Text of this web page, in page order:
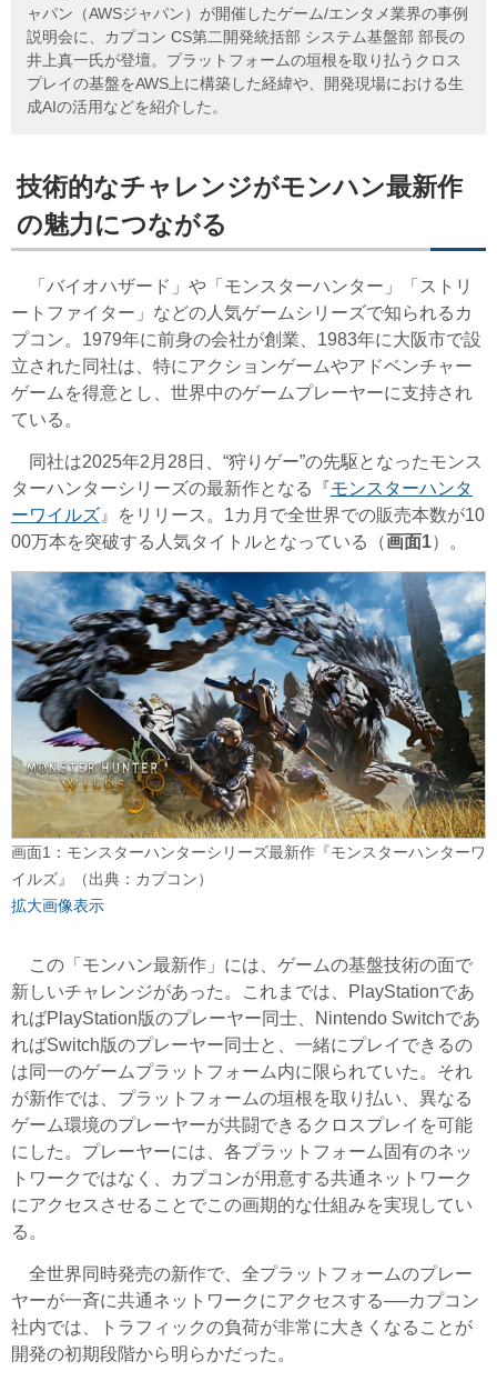
ャパン（AWSジャパン）が開催したゲーム/エンタメ業界の事例
説明会に、カプコン CS第二開発統括部 システム基盤部 部長の
井上真一氏が登壇。プラットフォームの垣根を取り払うクロス
プレイの基盤をAWS上に構築した経緯や、開発現場における生
成AIの活用などを紹介した。
技術的なチャレンジがモンハン最新作
の魅力につながる
「バイオハザード」や「モンスターハンター」「ストリ
ートファイター」などの人気ゲームシリーズで知られるカ
プコン。1979年に前身の会社が創業、1983年に大阪市で設
立された同社は、特にアクションゲームやアドベンチャー
ゲームを得意とし、世界中のゲームプレーヤーに支持され
ている。
同社は2025年2月28日、 “狩りゲー”の先駆となったモンス
ターハンターシリーズの最新作となる『モンスターハンタ
ーワイルズ 』をリリース。1カ月で全世界での販売本数が10
00万本を突破する人気タイトルとなっている（画面1）。
画面1：モンスターハンターシリーズ最新作『モンスターハンターワ
イルズ』（出典：カプコン）
拡大画像表示
この「モンハン最新作」には、ゲームの基盤技術の面で
新しいチャレンジがあった。これまでは、PlayStationであ
ればPlayStation版のプレーヤー同士、Nintendo Switchであ
ればSwitch版のプレーヤー同士と、一緒にプレイできるの
は同一のゲームプラットフォーム内に限られていた。それ
が新作では、プラットフォームの垣根を取り払い、異なる
ゲーム環境のプレーヤーが共闘できるクロスプレイを可能
にした。プレーヤーには、各プラットフォーム固有のネッ
トワークではなく、カプコンが用意する共通ネットワーク
にアクセスさせることでこの画期的な仕組みを実現してい
る。
全世界同時発売の新作で、全プラットフォームのプレー
ヤーが一斉に共通ネットワークにアクセスする──カプコン
社内では、トラフィックの負荷が非常に大きくなることが
開発の初期段階から明らかだった。